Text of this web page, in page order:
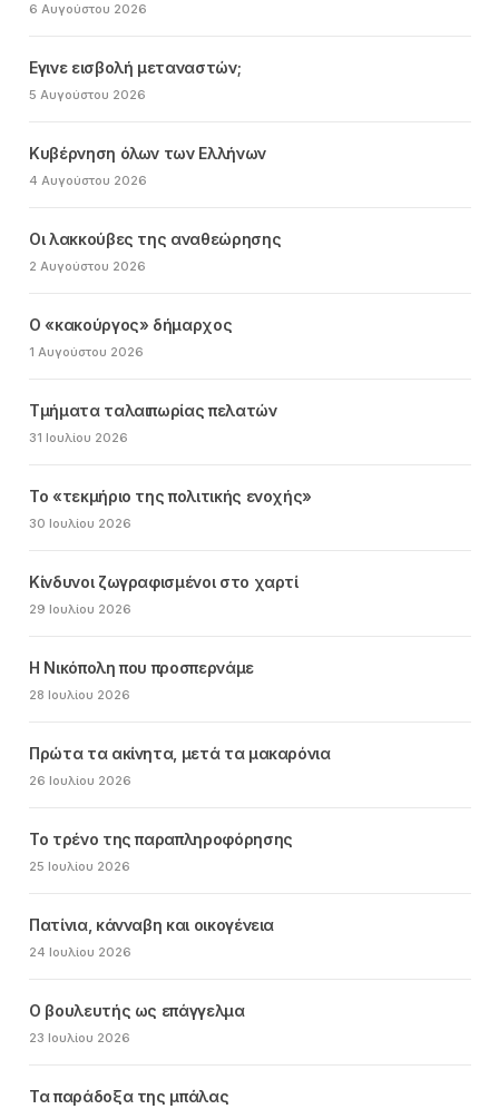
6 Αυγούστου 2026
Εγινε εισβολή μεταναστών;
5 Αυγούστου 2026
Κυβέρνηση όλων των Ελλήνων
4 Αυγούστου 2026
Οι λακκούβες της αναθεώρησης
2 Αυγούστου 2026
Ο «κακούργος» δήμαρχος
1 Αυγούστου 2026
Τμήματα ταλαιπωρίας πελατών
31 Ιουλίου 2026
Το «τεκμήριο της πολιτικής ενοχής»
30 Ιουλίου 2026
Κίνδυνοι ζωγραφισμένοι στο χαρτί
29 Ιουλίου 2026
Η Νικόπολη που προσπερνάμε
28 Ιουλίου 2026
Πρώτα τα ακίνητα, μετά τα μακαρόνια
26 Ιουλίου 2026
Το τρένο της παραπληροφόρησης
25 Ιουλίου 2026
Πατίνια, κάνναβη και οικογένεια
24 Ιουλίου 2026
Ο βουλευτής ως επάγγελμα
23 Ιουλίου 2026
Τα παράδοξα της μπάλας